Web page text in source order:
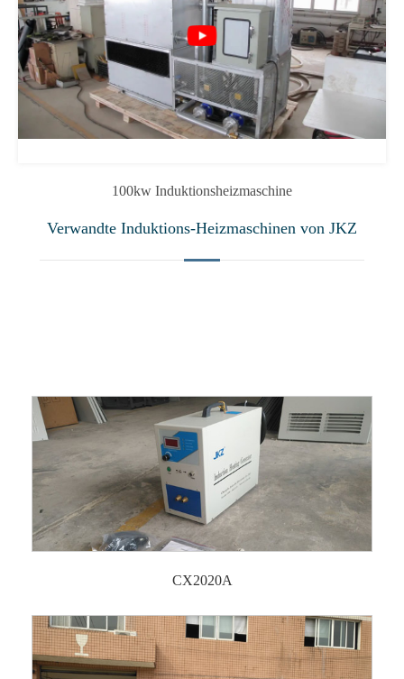
100kw Induktionsheizmaschine
Verwandte Induktions-Heizmaschinen von JKZ
CX2020A